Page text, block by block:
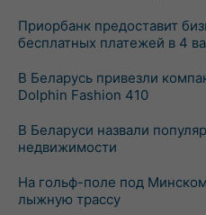
Приорбанк предоставит
бесплатных платежей в 4
В Беларусь привезли
Dolphin Fashion 410
В Беларуси назвали
недвижимости
На гольф-поле под
лыжную трассу